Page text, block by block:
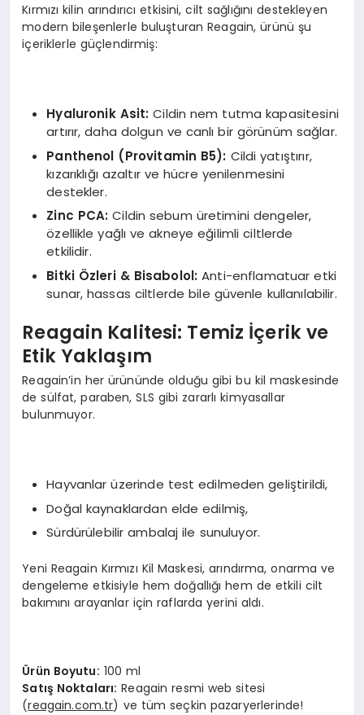
Kırmızı kilin arındırıcı etkisini, cilt sağlığını destekleyen
modern bileşenlerle buluşturan Reagain, ürünü şu
içeriklerle güçlendirmiş:
Hyaluronik Asit:Cildin nem tutma kapasitesini
artırır, daha dolgun ve canlı bir görünüm sağlar.
Panthenol (Provitamin B5): Cildi yatıştırır,
kızarıklığı azaltır ve hücre yenilenmesini
destekler.
Zinc PCA: Cildin sebum üretimini dengeler,
özellikle yağlı ve akneye eğilimli ciltlerde
etkilidir.
Bitki Özleri & Bisabolol:Anti-enflamatuar etki
sunar, hassas ciltlerde bile güvenle kullanılabilir.
Reagain Kalitesi: Temiz İçerik ve
Etik Yaklaşım
Reagain’in her ürününde olduğu gibi bu kil maskesinde
de sülfat, paraben, SLS gibi zararlı kimyasallar
bulunmuyor.
Hayvanlar üzerinde test edilmeden geliştirildi,
Doğal kaynaklardan elde edilmiş,
Sürdürülebilir ambalaj ile sunuluyor.
Yeni Reagain Kırmızı Kil Maskesi, arındırma, onarma ve
dengeleme etkisiyle hem doğallığı hem de etkili cilt
bakımını arayanlar için raflarda yerini aldı.
Ürün Boyutu: 100 ml
Satış Noktaları: Reagain resmi web sitesi
(reagain.com.tr) ve tüm seçkin pazaryerlerinde!